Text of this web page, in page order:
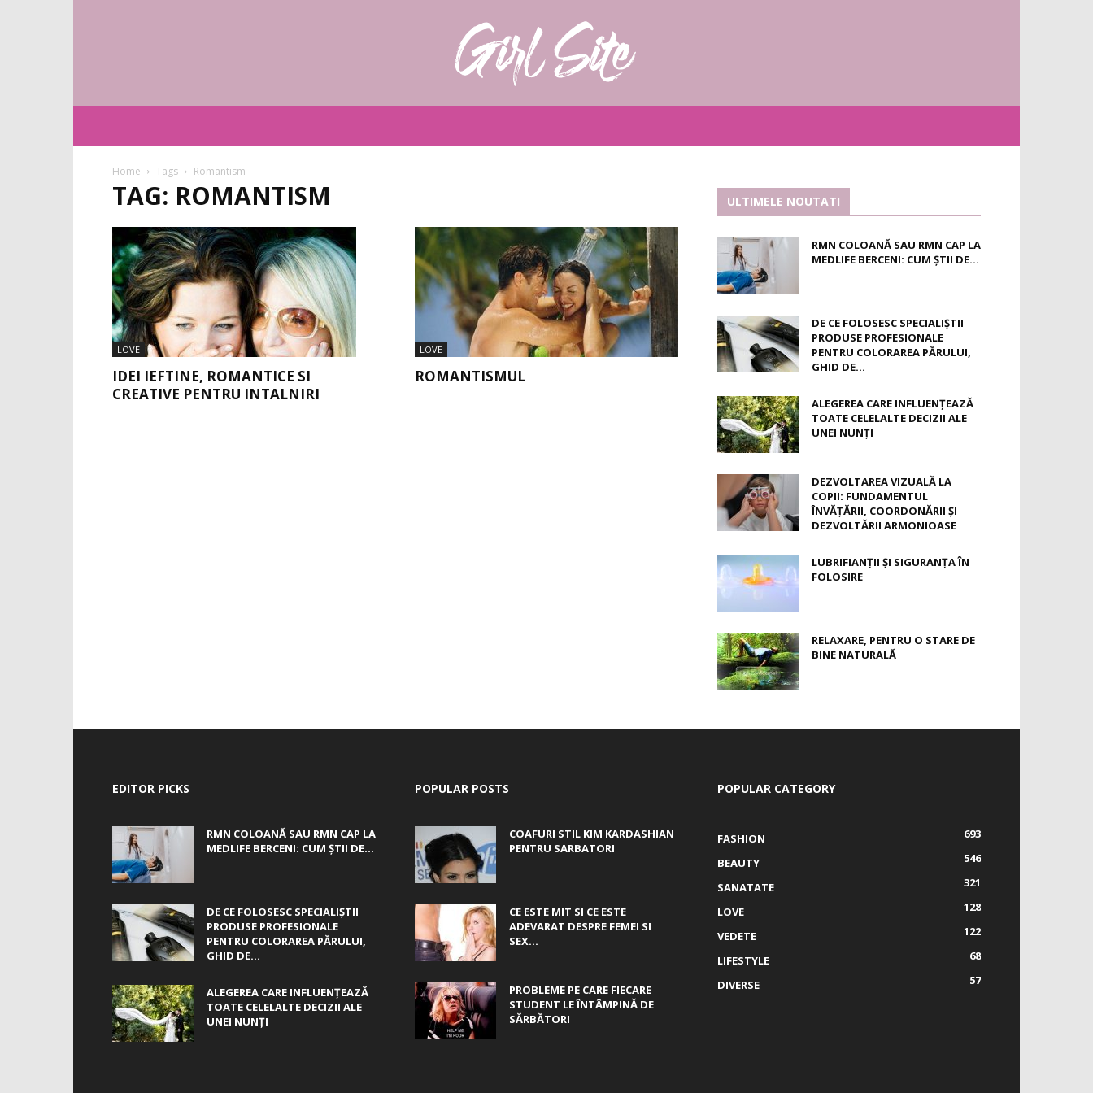
Home Tags Romantism
TAG: ROMANTISM
LOVE
IDEI IEFTINE, ROMANTICE SI
CREATIVE PENTRU INTALNIRI
LOVE
ROMANTISMUL
ULTIMELE NOUTATI
RMN COLOANĂ SAU RMN CAP LA
MEDLIFE BERCENI: CUM ȘTII DE...
DE CE FOLOSESC SPECIALIȘTII
PRODUSE PROFESIONALE
PENTRU COLORAREA PĂRULUI,
GHID DE...
ALEGEREA CARE INFLUENȚEAZĂ
TOATE CELELALTE DECIZII ALE
UNEI NUNȚI
DEZVOLTAREA VIZUALĂ LA
COPII: FUNDAMENTUL
ÎNVĂȚĂRII, COORDONĂRII ȘI
DEZVOLTĂRII ARMONIOASE
LUBRIFIANȚII ȘI SIGURANȚA ÎN
FOLOSIRE
RELAXARE, PENTRU O STARE DE
BINE NATURALĂ
EDITOR PICKS
RMN COLOANĂ SAU RMN CAP LA
MEDLIFE BERCENI: CUM ȘTII DE...
DE CE FOLOSESC SPECIALIȘTII
PRODUSE PROFESIONALE
PENTRU COLORAREA PĂRULUI,
GHID DE...
ALEGEREA CARE INFLUENȚEAZĂ
TOATE CELELALTE DECIZII ALE
UNEI NUNȚI
POPULAR POSTS
COAFURI STIL KIM KARDASHIAN
PENTRU SARBATORI
CE ESTE MIT SI CE ESTE
ADEVARAT DESPRE FEMEI SI
SEX...
PROBLEME PE CARE FIECARE
STUDENT LE ÎNTÂMPINĂ DE
SĂRBĂTORI
POPULAR CATEGORY
FASHION
693
BEAUTY
546
SANATATE
321
LOVE
128
VEDETE
122
LIFESTYLE
68
DIVERSE
57